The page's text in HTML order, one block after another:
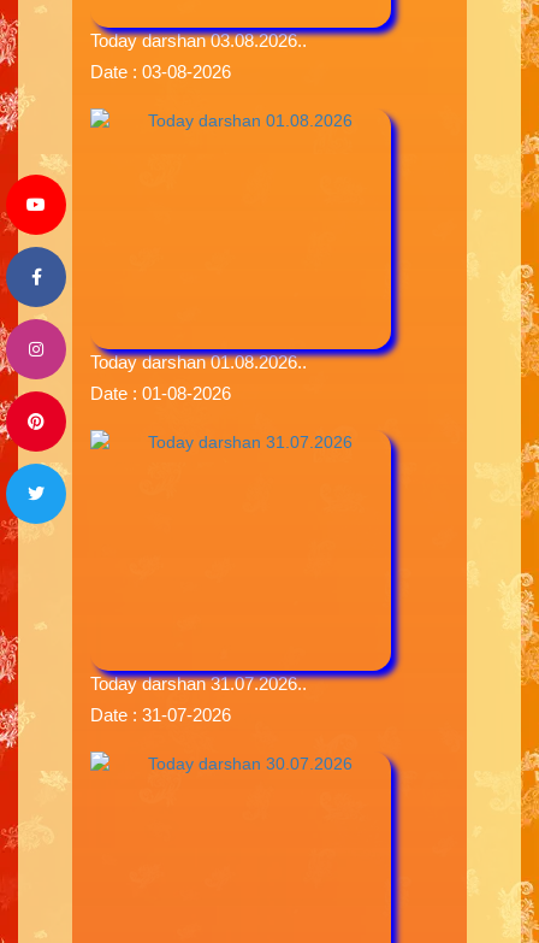
Today darshan 03.08.2026..
Date : 03-08-2026
Today darshan 01.08.2026..
Date : 01-08-2026
Today darshan 31.07.2026..
Date : 31-07-2026